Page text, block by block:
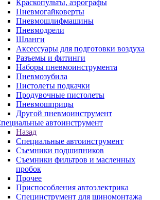
Краскопульты, аэрографы
Пневмогайковерты
Пневмошлифмашины
Пневмодрели
Шланги
Аксессуары для подготовки воздуха
Разъемы и фитинги
Наборы пневмоинструмента
Пневмозубила
Пистолеты подкачки
Продувочные пистолеты
Пневмошприцы
Другой пневмоинструмент
автоинструмент
Назад
Специальные автоинструмент
Съемники подшипников
Съемники фильтров и масленных
пробок
Прочее
Приспособления автоэлектрика
Специнструмент для шиномонтажа